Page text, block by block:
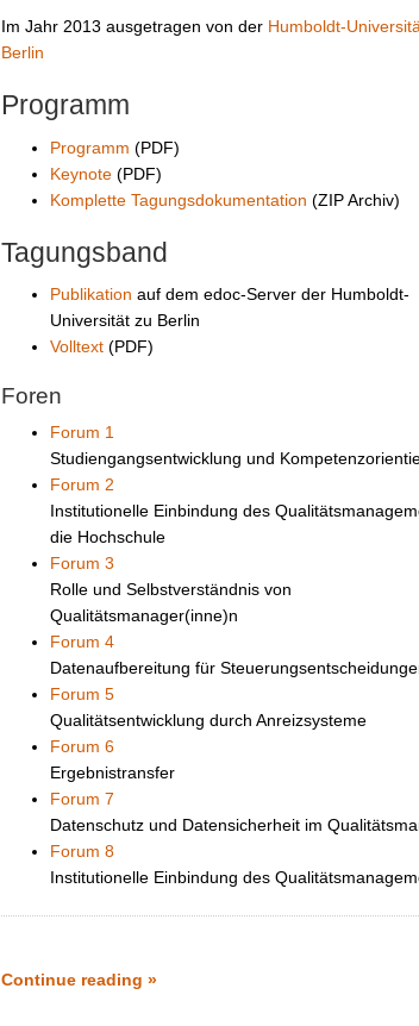
Im Jahr 2013 ausgetragen von der Humboldt-
Berlin
Programm
Programm (PDF)
Keynote(PDF)
Komplette Tagungsdokumentation (ZIP Archiv)
Tagungsband
Publikation auf dem edoc-Server der Humboldt-
Universität zu Berlin
Volltext(PDF)
Foren
Forum 1
Studiengangsentwicklung und
Forum 2
Institutionelle Einbindung des
die Hochschule
Forum 3
Rolle und Selbstverständnis von
Qualitätsmanager(inne)n
Forum 4
Datenaufbereitung für
Forum 5
Qualitätsentwicklung durch Anreizsysteme
Forum 6
Ergebnistransfer
Forum 7
Datenschutz und Datensicherheit im
Forum 8
Institutionelle Einbindung des
Continue reading »